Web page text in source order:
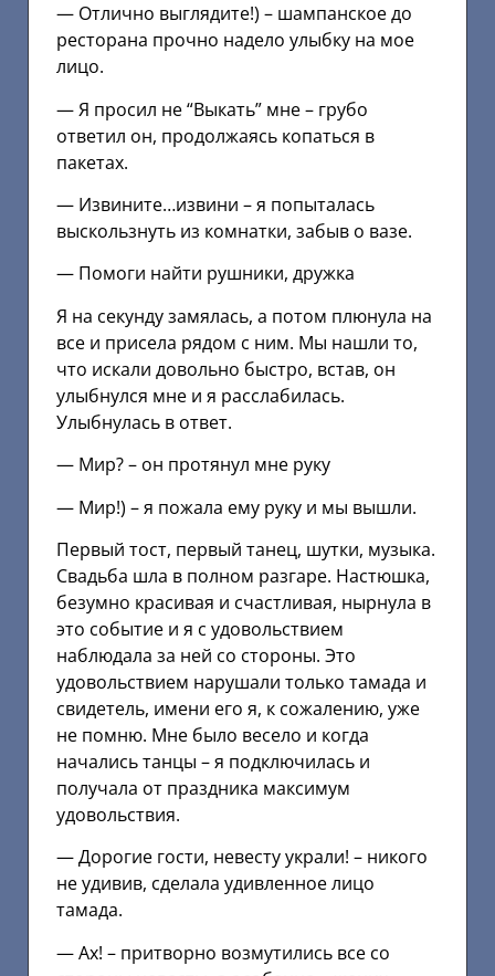
— Отлично выглядите!) – шампанское до
ресторана прочно надело улыбку на мое
лицо.
— Я просил не “Выкать” мне – грубо
ответил он, продолжаясь копаться в
пакетах.
— Извините…извини – я попыталась
выскользнуть из комнатки, забыв о вазе.
— Помоги найти рушники, дружка
Я на секунду замялась, а потом плюнула на
все и присела рядом с ним. Мы нашли то,
что искали довольно быстро, встав, он
улыбнулся мне и я расслабилась.
Улыбнулась в ответ.
— Мир? – он протянул мне руку
— Мир!) – я пожала ему руку и мы вышли.
Первый тост, первый танец, шутки, музыка.
Свадьба шла в полном разгаре. Настюшка,
безумно красивая и счастливая, нырнула в
это событие и я с удовольствием
наблюдала за ней со стороны. Это
удовольствием нарушали только тамада и
свидетель, имени его я, к сожалению, уже
не помню. Мне было весело и когда
начались танцы – я подключилась и
получала от праздника максимум
удовольствия.
— Дорогие гости, невесту украли! – никого
не удивив, сделала удивленное лицо
тамада.
— Ах! – притворно возмутились все со